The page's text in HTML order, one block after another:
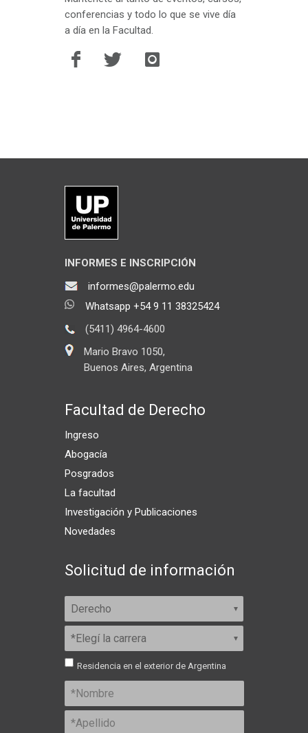
conferencias y todo lo que se vive día
a día en la Facultad.
INFORMES E INSCRIPCIÓN
informes@palermo.edu
Whatsapp +54 9 11 38325424
(5411) 4964-4600
Mario Bravo 1050,
Buenos Aires, Argentina
Facultad de Derecho
Ingreso
Abogacía
Posgrados
La facultad
Investigación y Publicaciones
Novedades
Solicitud de información
Residencia en el exterior de Argentina